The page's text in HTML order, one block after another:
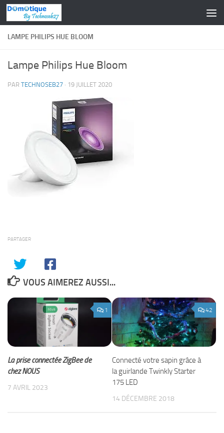
Skip to content
LAMPE PHILIPS HUE BLOOM
Lampe Philips Hue Bloom
PAR TECHNOSEB27 · 19 JUILLET 2020
PARTAGER
VOUS AIMEREZ AUSSI...
1
La prise connectée ZigBee de
chez NOUS
7 AVRIL 2023
42
Connecté votre sapin grâce à
la guirlande Twinkly Starter
175 LED
14 DÉCEMBRE 2018